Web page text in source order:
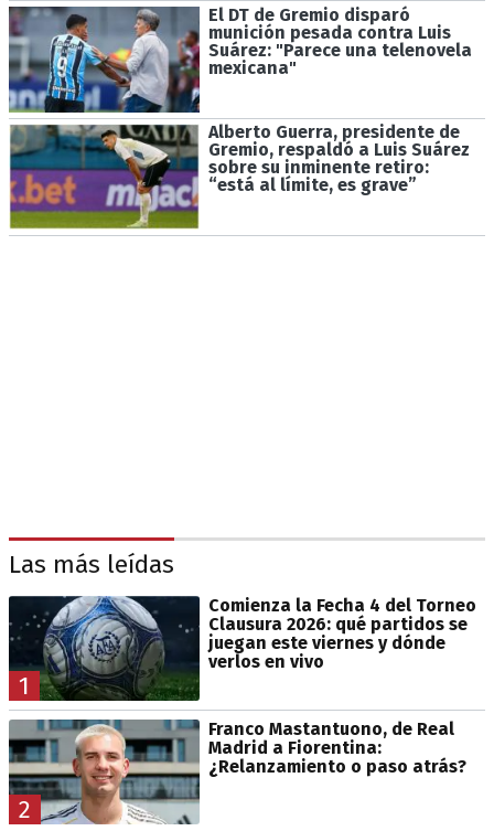
El DT de Gremio disparó
munición pesada contra Luis
Suárez: "Parece una telenovela
mexicana"
Alberto Guerra, presidente de
Gremio, respaldó a Luis Suárez
sobre su inminente retiro:
“está al límite, es grave”
Las más leídas
1
Comienza la Fecha 4 del Torneo
Clausura 2026: qué partidos se
juegan este viernes y dónde
verlos en vivo
2
Franco Mastantuono, de Real
Madrid a Fiorentina:
¿Relanzamiento o paso atrás?